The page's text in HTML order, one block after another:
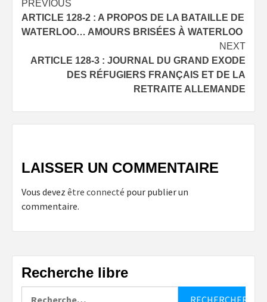
Post
navigation
PREVIOUS
ARTICLE 128-2 : A PROPOS DE LA BATAILLE DE
WATERLOO… AMOURS BRISÉES À WATERLOO
NEXT
ARTICLE 128-3 : JOURNAL DU GRAND EXODE
DES RÉFUGIERS FRANÇAIS ET DE LA
RETRAITE ALLEMANDE
LAISSER UN COMMENTAIRE
Vous devez être connecté pour publier un
commentaire.
Recherche libre